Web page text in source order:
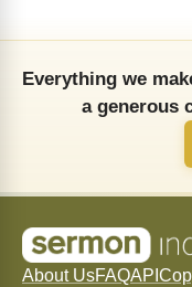
Everything we
a generous
About UsFAQAPI